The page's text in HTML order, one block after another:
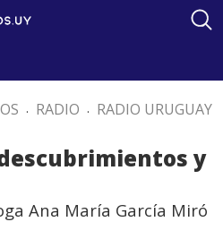
. RADIO . RADIO URUGUAY
y
Ana María García Miró